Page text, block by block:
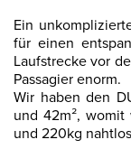
Ein
für einen
Laufstrecke vor
Passagier enorm.
Wir haben den
und 42m²,
und 220kg